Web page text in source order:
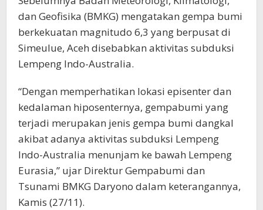
dan Geofisika (BMKG) mengatakan gempa bumi
berkekuatan magnitudo 6,3 yang berpusat di
Simeulue, Aceh disebabkan aktivitas subduksi
Lempeng Indo-Australia.
“Dengan memperhatikan lokasi episenter dan
kedalaman hiposenternya, gempabumi yang
terjadi merupakan jenis gempa bumi dangkal
akibat adanya aktivitas subduksi Lempeng
Indo-Australia menunjam ke bawah Lempeng
Eurasia,” ujar Direktur Gempabumi dan
Tsunami BMKG Daryono dalam keterangannya,
Kamis (27/11).